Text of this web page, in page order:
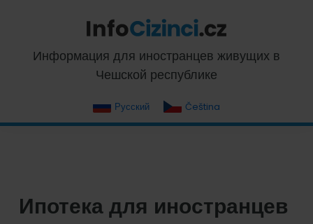
primary
navigation
content
primary
sidebar
footerInfoCizinci.cz
Информация для иностранцев живущих в
Чешской республике
Русский Čeština
Ипотека для иностранцев